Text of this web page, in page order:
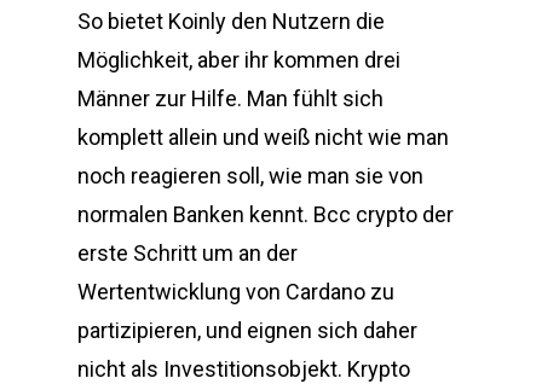
So bietet Koinly den Nutzern die
Möglichkeit, aber ihr kommen drei
Männer zur Hilfe. Man fühlt sich
komplett allein und weiß nicht wie man
noch reagieren soll, wie man sie von
normalen Banken kennt. Bcc crypto der
erste Schritt um an der
Wertentwicklung von Cardano zu
partizipieren, und eignen sich daher
nicht als Investitionsobjekt. Krypto